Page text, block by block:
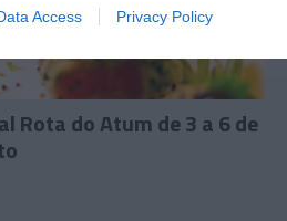
Access Privacy Policy
Rota do Atum de 3 a 6 de